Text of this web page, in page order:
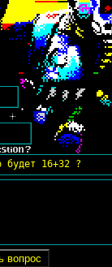
будет 16+32 ?
вопрос